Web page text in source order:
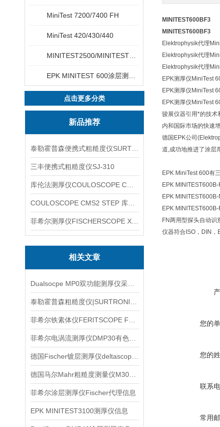
MiniTest 7200/7400 FH
MiniTest 420/430/440
点击更多分类
新品推荐
三丰便携式粗糙度仪SJ-310
相关文章
菲希尔涂层测厚仪Fischer代理信息
EPK MINITEST3100测厚仪信息
MINITEST600BF3
MINITEST600BF3
Elektrophysik代理
Elektrophysik代理
Elektrophysik代理
EPK测厚仪MiniTest
EPK测厚仪MiniTest
EPK测厚仪MiniTest
骏展仪器引用*的技术
内和国际市场的快速
德国EPK公司
道,成功地推进了涂层
EPK MiniTest 600有
EPK
EPK
EPK
FN两用型探头自动识
仪器符合ISO，DIN，
您的
您的
联系
常用